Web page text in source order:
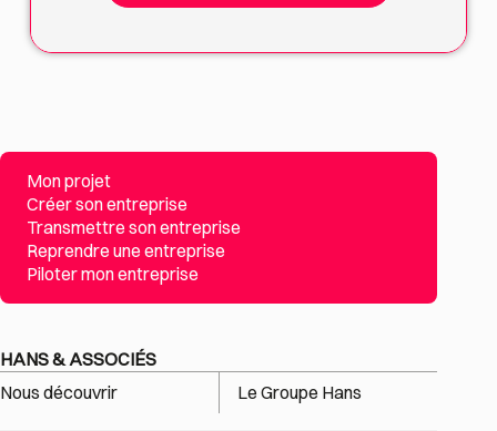
Mon projet
Créer son entreprise
Transmettre son entreprise
Reprendre une entreprise
Piloter mon entreprise
HANS & ASSOCIÉS
Nous découvrir
Le Groupe Hans